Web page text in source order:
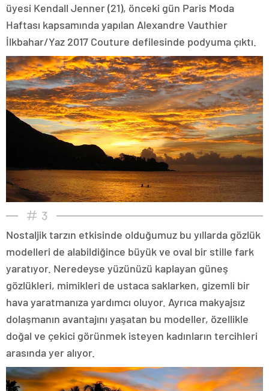
üyesi Kendall Jenner (21), önceki gün Paris Moda
Haftası kapsamında yapılan Alexandre Vauthier
İlkbahar/Yaz 2017 Couture defilesinde podyuma çıktı.
3
Nostaljik tarzın etkisinde olduğumuz bu yıllarda gözlük
modelleri de alabildiğince büyük ve oval bir stille fark
yaratıyor. Neredeyse yüzünüzü kaplayan güneş
gözlükleri, mimikleri de ustaca saklarken, gizemli bir
hava yaratmanıza yardımcı oluyor. Ayrıca makyajsız
dolaşmanın avantajını yaşatan bu modeller, özellikle
doğal ve çekici görünmek isteyen kadınların tercihleri
arasında yer alıyor.